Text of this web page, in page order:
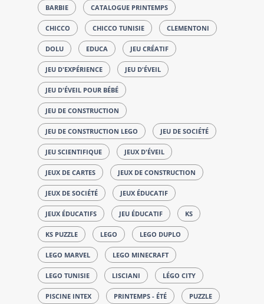
BARBIE CATALOGUE PRINTEMPS
CHICCO CHICCO TUNISIE CLEMENTONI
DOLU EDUCA JEU CRÉATIF
JEU D'EXPÉRIENCE JEU D'ÉVEIL
JEU D'ÉVEIL POUR BÉBÉ
JEU DE CONSTRUCTION
JEU DE CONSTRUCTION LEGO JEU DE SOCIÉTÉ
JEU SCIENTIFIQUE JEUX D'ÉVEIL
JEUX DE CARTES JEUX DE CONSTRUCTION
JEUX DE SOCIÉTÉ JEUX ÉDUCATIF
JEUX ÉDUCATIFS JEU ÉDUCATIF KS
KS PUZZLE LEGO LEGO DUPLO
LEGO MARVEL LEGO MINECRAFT
LEGO TUNISIE LISCIANI LÉGO CITY
PISCINE INTEX PRINTEMPS - ÉTÉ PUZZLE